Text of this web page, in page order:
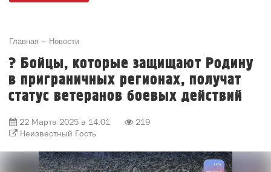
Главная Новости
? Бойцы, которые защищают Родину
в приграничных регионах, получат
статус ветеранов боевых действий
22 Марта 2025 в 14:01
219
Неизвестный Гость